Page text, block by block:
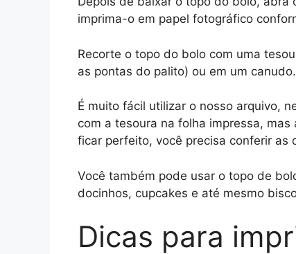
imprima-o em papel fotográfico
Recorte o topo do bolo com uma
as pontas do palito) ou em um canudo.
É muito fácil utilizar o nosso arquivo,
com a tesoura na folha impressa,
ficar perfeito, você precisa conferir as
Você também pode usar o topo de
docinhos, cupcakes e até mesmo
Dicas para